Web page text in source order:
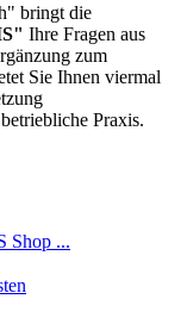
bringt die
Ihre Fragen aus
zum
Sie Ihnen viermal
Praxis.
Shop ...